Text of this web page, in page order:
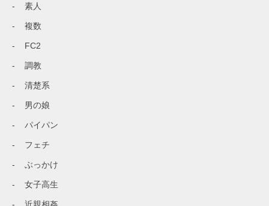
素人
複数
FC2
調教
清楚系
男の娘
パイパン
フェチ
ぶっかけ
女子高生
近親相姦